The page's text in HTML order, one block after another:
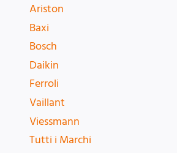
Ariston
Baxi
Bosch
Daikin
Ferroli
Vaillant
Viessmann
Tutti i Marchi